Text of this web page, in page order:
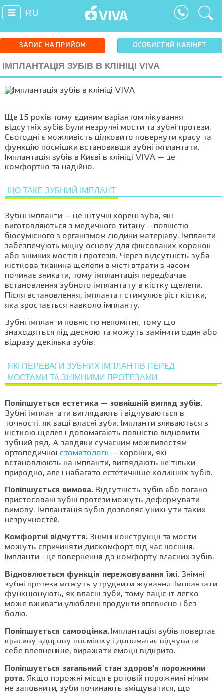
RU
ЗАПИС НА ПРИЙОМ ОСОБИСТИЙ КАБІНЕТ
ІМПЛАНТАЦІЯ ЗУБІВ В КЛІНІЦІ VIVA
Ще 15 років тому єдиним варіантом лікування
відсутніх зубів були незручні мости та зубні протези.
Сьогодні є можливість цілковито повернути красу та
функцію посмішки встановивши зубні імплантати.
Імплантація зубів в Києві в клініці VIVA — це
комфортно та надійно.
ЩО ТАКЕ ЗУБНИЙ ІМПЛАНТ
Зубні імпланти — це штучні корені зуба, які
виготовляються з медичного титану —повністю
біосумісного з організмом людини матеріалу. Імпланти
забезпечують міцну основу для фіксованих коронок
або знімних мостів і протезів. Через відсутність зуба
кісткова тканина щелепи в місті втрати з часом
починає зникати, тому імплантація передбачає
встановлення зубного імплантату в кістку щелепи.
Після встановлення, імплантат стимулює ріст кістки,
яка зростається навколо імпланту.
Зубні імпланти повністю непомітні, тому що
знаходяться під десною та можуть замінити один або
відразу декілька зубів.
ЯКІ ПЕРЕВАГИ ЗУБНИХ ІМПЛАНТІВ ПЕРЕД
МОСТАМИ ТА ЗНІМНИМИ ПРОТЕЗАМИ
Поліпшується естетика — зовнішній вигляд зубів.
Зубні імплантати виглядають і відчуваються в
точності, як ваші власні зуби. Імпланти зливаються з
кісткою щелеп і допомагають повністю відновити
зубний ряд. А завдяки сучасним можливостям
ортопедичної стоматології — коронки, які
встановлюють на імпланти, виглядають не тільки
природно, але і набагато естетичніше колишніх зубів.
Поліпшується вимова. Відсутність зубів або погано
пристосовані зубні протези можуть деформувати
вимову. Імплантація зубів дозволяє уникнути таких
незручностей.
Комфортні відчуття. Знімні конструкції та мости
можуть спричиняти дискомфорт під час носіння.
Імпланти - це повернення до комфорту власних зубів.
Відновлюється функція пережовування їжі. Знімні
зубні протези можуть утруднити жування. Імплантати
функціонують, як власні зуби, тому пацієнт легко
може вживати улюблені продукти впевнено і без
болю.
Поліпшується самооцінка. Імплантація зубів повертає
красиву здорову посмішку і допомагає відчувати
себе впевненіше, виражати емоції відкрито.
Поліпшується загальний стан здоров'я порожнини
рота. Якщо порожні місця в ротовій порожнині нічим
не заповнити, зуби починають зміщуватися, що